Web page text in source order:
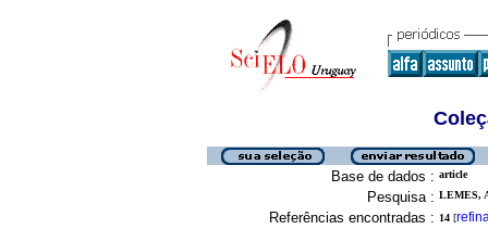
Base de dados : article
Pesquisa : LEMES,
Referências encontradas : 14 [